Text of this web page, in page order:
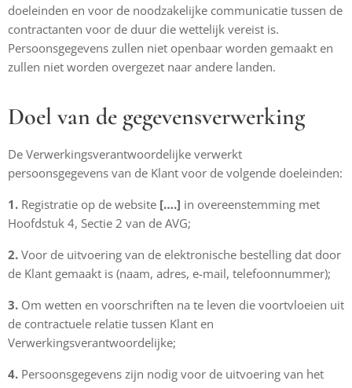
doeleinden en voor de noodzakelijke communicatie tussen de
contractanten voor de duur die wettelijk vereist is.
Persoonsgegevens zullen niet openbaar worden gemaakt en
zullen niet worden overgezet naar andere landen.
Doel van de gegevensverwerking
De Verwerkingsverantwoordelijke verwerkt
persoonsgegevens van de Klant voor de volgende doeleinden:
1. Registratie op de website [….] in overeenstemming met
Hoofdstuk 4, Sectie 2 van de AVG;
2. Voor de uitvoering van de elektronische bestelling dat door
de Klant gemaakt is (naam, adres, e-mail, telefoonnummer);
3. Om wetten en voorschriften na te leven die voortvloeien uit
de contractuele relatie tussen Klant en
Verwerkingsverantwoordelijke;
4. Persoonsgegevens zijn nodig voor de uitvoering van het